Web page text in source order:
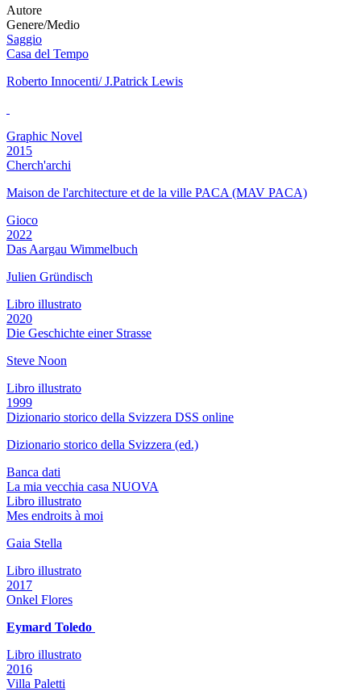
Autore
Genere/Medio
Saggio
Casa del Tempo
Roberto Innocenti/ J.Patrick Lewis
Graphic Novel
2015
Cherch'archi
Maison de l'architecture et de la ville PACA (MAV PACA)
Gioco
2022
Das Aargau Wimmelbuch
Julien Gründisch
Libro illustrato
2020
Die Geschichte einer Strasse
Steve Noon
Libro illustrato
1999
Dizionario storico della Svizzera DSS online
Dizionario storico della Svizzera (ed.)
Banca dati
La mia vecchia casa NUOVA
Libro illustrato
Mes endroits à moi
Gaia Stella
Libro illustrato
2017
Onkel Flores
Eymard Toledo
Libro illustrato
2016
Villa Paletti